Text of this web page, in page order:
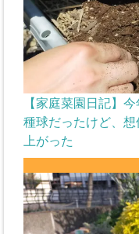
【家庭菜園日記】
種球だったけど、
上がった